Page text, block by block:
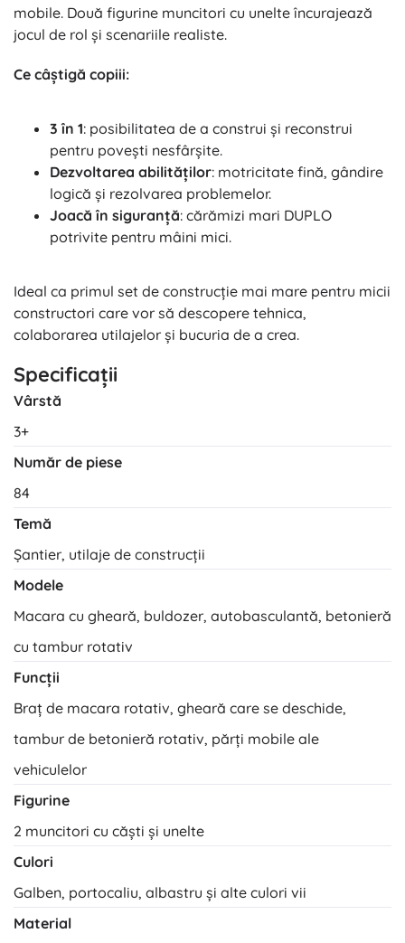
mobile. Două figurine muncitori cu unelte încurajează
jocul de rol și scenariile realiste.
Ce câștigă copiii:
3 în 1: posibilitatea de a construi și reconstrui
pentru povești nesfârșite.
Dezvoltarea abilităților: motricitate fină, gândire
logică și rezolvarea problemelor.
Joacă în siguranță: cărămizi mari DUPLO
potrivite pentru mâini mici.
Ideal ca primul set de construcție mai mare pentru micii
constructori care vor să descopere tehnica,
colaborarea utilajelor și bucuria de a crea.
Specificații
Vârstă
3+
Număr de piese
84
Temă
Șantier, utilaje de construcții
Modele
Macara cu gheară, buldozer, autobasculantă, betonieră
cu tambur rotativ
Funcții
Braț de macara rotativ, gheară care se deschide,
tambur de betonieră rotativ, părți mobile ale
vehiculelor
Figurine
2 muncitori cu căști și unelte
Culori
Galben, portocaliu, albastru și alte culori vii
Material